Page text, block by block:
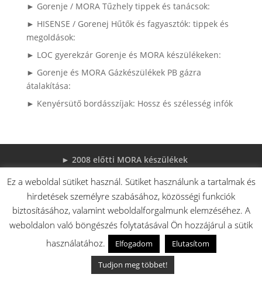
► Gorenje / MORA Tűzhely tippek és tanácsok:
► HISENSE / Gorenej Hűtők és fagyasztók: tippek és
megoldások:
► LOC gyerekzár Gorenje és MORA készülékeken:
► Gorenje és MORA Gázkészülékek PB gázra
átalakítása:
► Kenyérsütő bordásszíjak: Hossz és szélesség infók
► 2008 előtti MORA készülékek
alkatrészei
► Gorenje mosógépek használati utasítása,
robbantott ábrája és alkatrészei
► Sütőajtó leszerelése (Videó)
► Gorenje beépíthető készülékek használati
utasításai és robbantott ábrái
► MORA tűzhelyek használati utasítások
Ez a weboldal sütiket használ. Sütiket használunk a tartalmak és
hirdetések személyre szabásához, közösségi funkciók
biztosításához, valamint weboldalforgalmunk elemzéséhez. A
weboldalon való böngészés folytatásával Ön hozzájárul a sütik
használatához.
Elfogadom
Elutasítom
Tudjon meg többet!